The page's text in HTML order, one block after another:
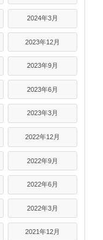
2024年3月
2023年12月
2023年9月
2023年6月
2023年3月
2022年12月
2022年9月
2022年6月
2022年3月
2021年12月